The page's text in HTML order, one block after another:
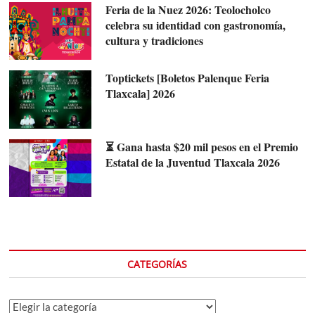
Feria de la Nuez 2026: Teolocholco
celebra su identidad con gastronomía,
cultura y tradiciones
Toptickets [Boletos Palenque Feria
Tlaxcala] 2026
⏳ Gana hasta $20 mil pesos en el Premio
Estatal de la Juventud Tlaxcala 2026
CATEGORÍAS
Categorías